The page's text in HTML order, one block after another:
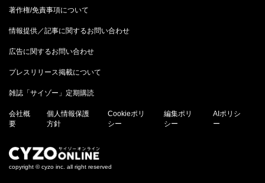
著作権/免責事項について
情報提供／記事に関するお問い合わせ
広告に関するお問い合わせ
プレスリリース掲載について
雑誌「サイゾー」定期購読
会社概
要
個人情報保護
方針
Cookieポリ
シー
編集ポリ
シー
AIポリシ
ー
copyright © cyzo inc. all right reserved